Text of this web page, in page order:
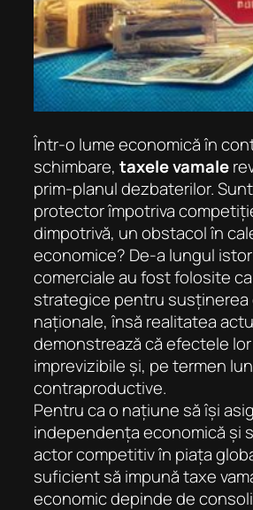
Într-o lume economică în
schimbare, taxele vamale
prim-planul dezbaterilor.
protector împotriva
dimpotrivă, un obstacol în
economice? De-a lungul
comerciale au fost folosite
strategice pentru susținerea
naționale, însă realitatea
demonstrează că efectele
imprevizibile și, pe termen
contraproductive.
Pentru ca o națiune să își
independența economică și
actor competitiv în piața
suficient să impună taxe
economic depinde de